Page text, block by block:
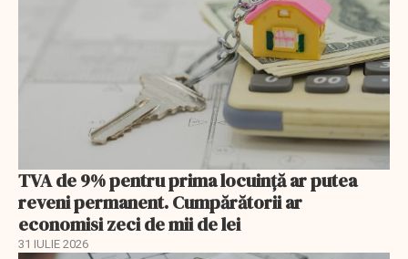
TVA de 9% pentru prima locuință ar putea
reveni permanent. Cumpărătorii ar
economisi zeci de mii de lei
31 IULIE 2026